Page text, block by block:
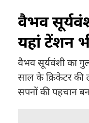
वैभव
यहां टेंशन
वैभव सूर्यवंशी का
साल के क्रिकेटर की
सपनों की पहचान